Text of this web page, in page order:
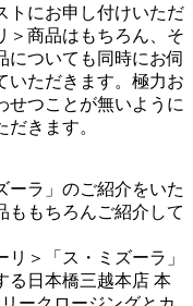
トにお申し付けいただ
＞商品はもちろん、そ
についても同時にお伺
いただきます。極力お
せつことが無いように
きます。
ーラ」のご紹介をいた
ももちろんご紹介して
リ＞「ス・ミズーラ」
る日本橋三越本店 本